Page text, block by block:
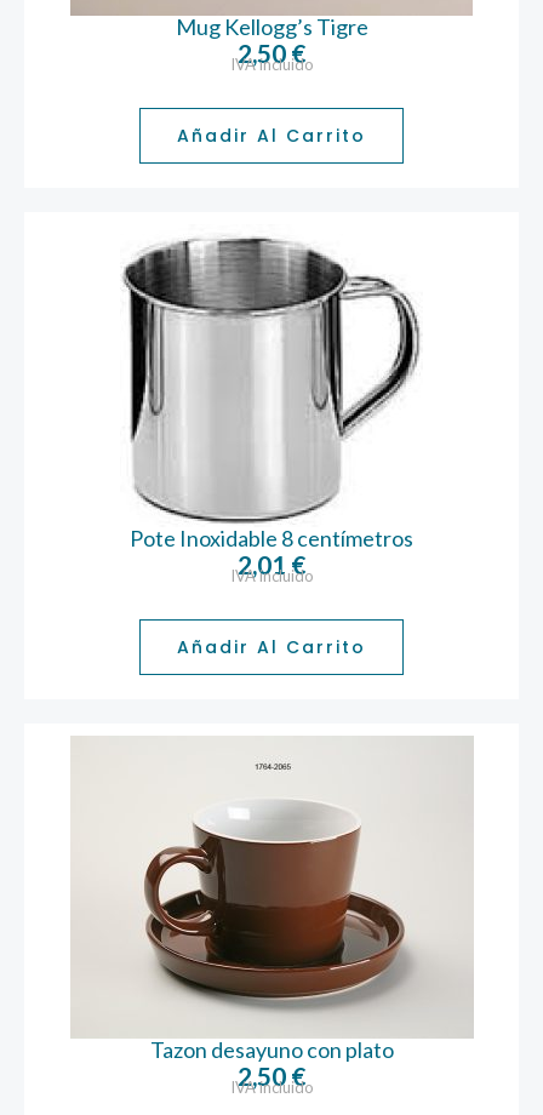
Mug Kellogg’s Tigre
2,50 €
IVA incluido
Añadir Al Carrito
Pote Inoxidable 8 centímetros
2,01 €
IVA incluido
Añadir Al Carrito
Tazon desayuno con plato
2,50 €
IVA incluido